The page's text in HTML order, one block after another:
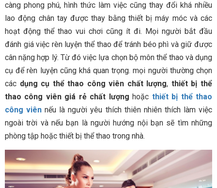
càng phong phú, hình thức làm việc cũng thay đổi khá nhiều
lao động chân tay được thay bằng thiết bị máy móc và các
hoạt động thể thao vui chơi cũng ít đi. Mọi người bắt đầu
đánh giá việc rèn luyện thể thao để tránh béo phì và giữ được
cân nặng hợp lý. Từ đó việc lựa chọn bộ môn thể thao và dụng
cụ để rèn luyện cũng khá quan trọng. mọi người thường chọn
các dụng cụ thể thao công viên chất lượng, thiết bị thể
thao công viên giá rẻ chất lượng hoặc thiết bị thể thao
công viên nếu là người yêu thích thiên nhiên thích làm việc
ngoài trời và nếu bạn là người hướng nội bạn sẽ tìm những
phòng tập hoặc thiết bị thể thao trong nhà.